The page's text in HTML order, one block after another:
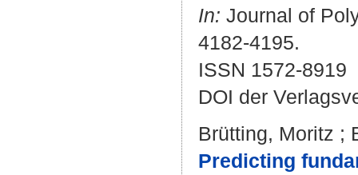
In: Journal of
4182-4195.
ISSN 1572-8919
DOI der
Brütting, Moritz ;
Predicting